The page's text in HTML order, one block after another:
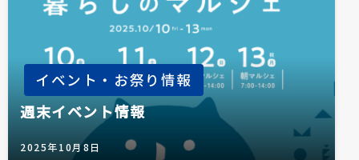
イベント・お祭り情報
週末イベント情報
2025年10月8日